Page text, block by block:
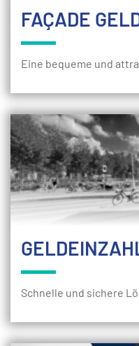
FAÇADE
Eine bequeme und
Schnelle und sichere